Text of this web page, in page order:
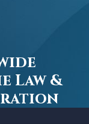
Law &